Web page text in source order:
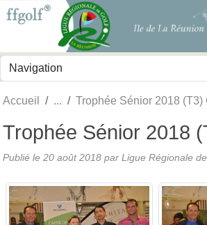
Accueil Trophée Sénior 2018 (T3)
Trophée Sénior 2018
Publié le 20 août 2018 par Ligue Régionale
Panneau de gestion des cookies